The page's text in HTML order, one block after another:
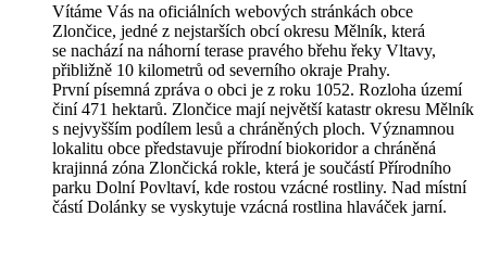
Vítáme Vás na oficiálních webových stránkách obce
Zlončice, jedné z nejstarších obcí okresu Mělník, která
se nachází na náhorní terase pravého břehu řeky Vltavy,
přibližně 10 kilometrů od severního okraje Prahy.
První písemná zpráva o obci je z roku 1052. Rozloha území
činí 471 hektarů. Zlončice mají největší katastr okresu Mělník
s nejvyšším podílem lesů a chráněných ploch. Významnou
lokalitu obce představuje přírodní biokoridor a chráněná
krajinná zóna Zlončická rokle, která je součástí Přírodního
parku Dolní Povltaví, kde rostou vzácné rostliny. Nad místní
částí Dolánky se vyskytuje vzácná rostlina hlaváček jarní.